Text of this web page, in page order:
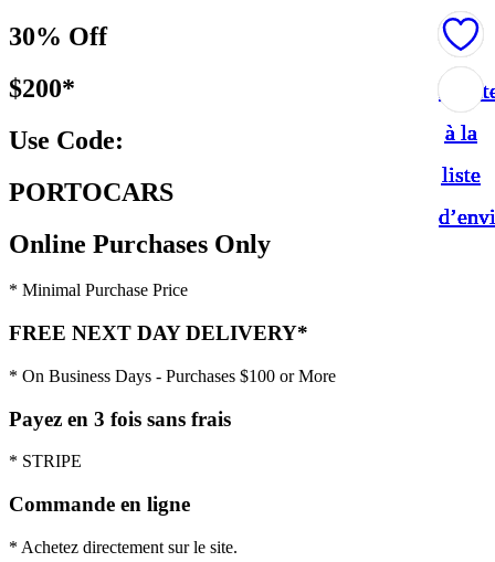
30% Off
$200*
Use Code:
PORTOCARS
Online Purchases Only
* Minimal Purchase Price
FREE NEXT DAY DELIVERY*
* On Business Days - Purchases $100 or More
Payez en 3 fois sans frais
* STRIPE
Commande en ligne
* Achetez directement sur le site.
à la
liste
à la
liste
à la
liste
à la
liste
à la
liste
à la
liste